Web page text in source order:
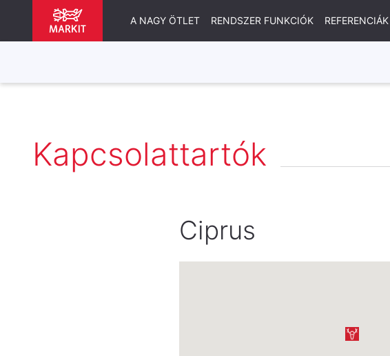
A NAGY ÖTLET RENDSZER FUNKCIÓK REFERENCIÁK
Kapcsolattartók
Ciprus